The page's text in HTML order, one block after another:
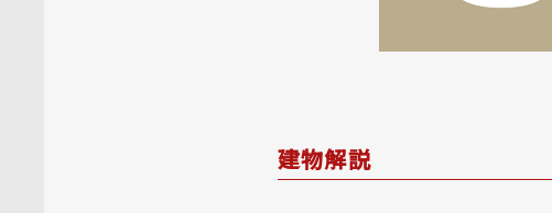
建物解説